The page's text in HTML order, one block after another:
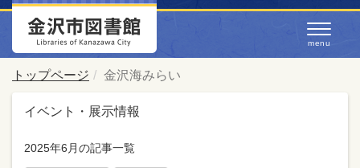
トップページ 金沢海みらい
イベント・展示情報
2025年6月の記事一覧